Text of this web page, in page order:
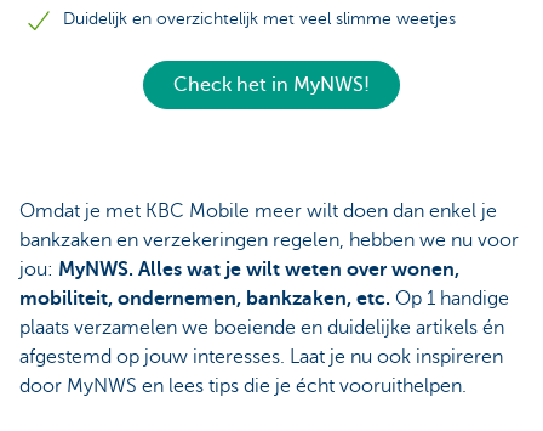
Duidelijk en overzichtelijk met veel slimme weetjes
Check het in MyNWS!
Omdat je met KBC Mobile meer wilt doen dan enkel je
bankzaken en verzekeringen regelen, hebben we nu voor
jou: MyNWS. Alles wat je wilt weten over wonen,
mobiliteit, ondernemen, bankzaken, etc. Op 1 handige
plaats verzamelen we boeiende en duidelijke artikels én
afgestemd op jouw interesses. Laat je nu ook inspireren
door MyNWS en lees tips die je écht vooruithelpen.